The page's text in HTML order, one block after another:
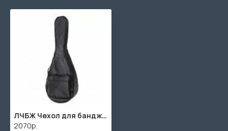
ЛЧБЖ Чехол для банджо, утепленный, Lutner
2070р.